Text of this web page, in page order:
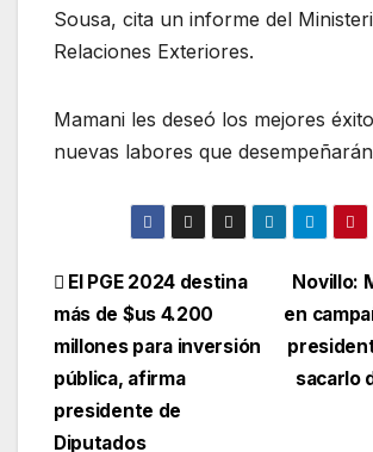
Sousa, cita un informe del
Relaciones Exteriores.
Mamani les deseó los mejores
nuevas labores que
Navegación
de
entradas
Novillo:
en
sacarlo
El PGE 2024 destina
más de $us 4.200
millones para inversión
pública, afirma
presidente de
Diputados